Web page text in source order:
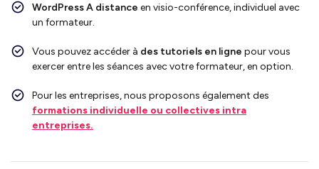
WordPressA distance en visio-conférence, individuel avec
un formateur.
Vous pouvez accéder à des tutoriels en ligne pour vous
exercer entre les séances avec votre formateur, en option.
Pour les entreprises, nous proposons également des
formations individuelle ou collectives intra
entreprises.